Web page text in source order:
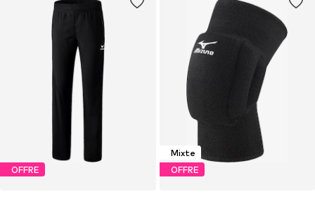
OFFRE
Mixte
OFFRE